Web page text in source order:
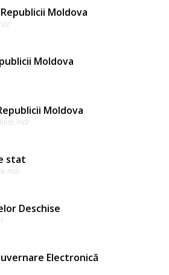
Moldova
Moldova
Moldova
stat
Deschise
Electronică